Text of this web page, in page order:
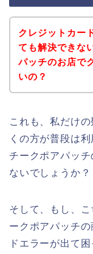
クレジットカー
ても解決できな
パッチのお店で
いの？
これも、私だけ
くの方が普段は
チークポアパッ
ないでしょうか？
そして、もし、
ークポアパッチ
ドエラーが出て